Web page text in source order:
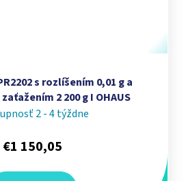
s rozlíšením 0,01 g a
2 200 g I OHAUS
2 - 4 týždne
€1 150,05